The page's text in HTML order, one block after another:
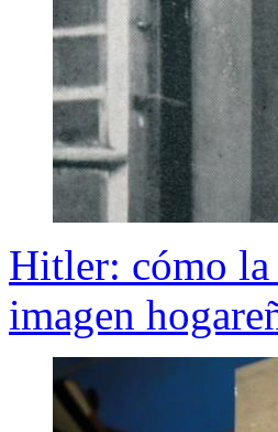
Hitler: cómo la
imagen